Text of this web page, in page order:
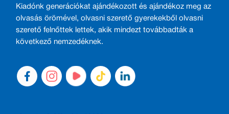
Kiadónk generációkat ajándékozott és ajándékoz meg az
olvasás örömével, olvasni szerető gyerekekből olvasni
szerető felnőttek lettek, akik mindezt továbbadták a
következő nemzedéknek.